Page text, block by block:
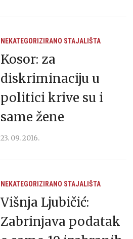
NEKATEGORIZIRANO STAJALIŠTA
Kosor: za
diskriminaciju u
politici krive su i
same žene
23. 09. 2016.
NEKATEGORIZIRANO STAJALIŠTA
Višnja Ljubičić:
Zabrinjava podatak